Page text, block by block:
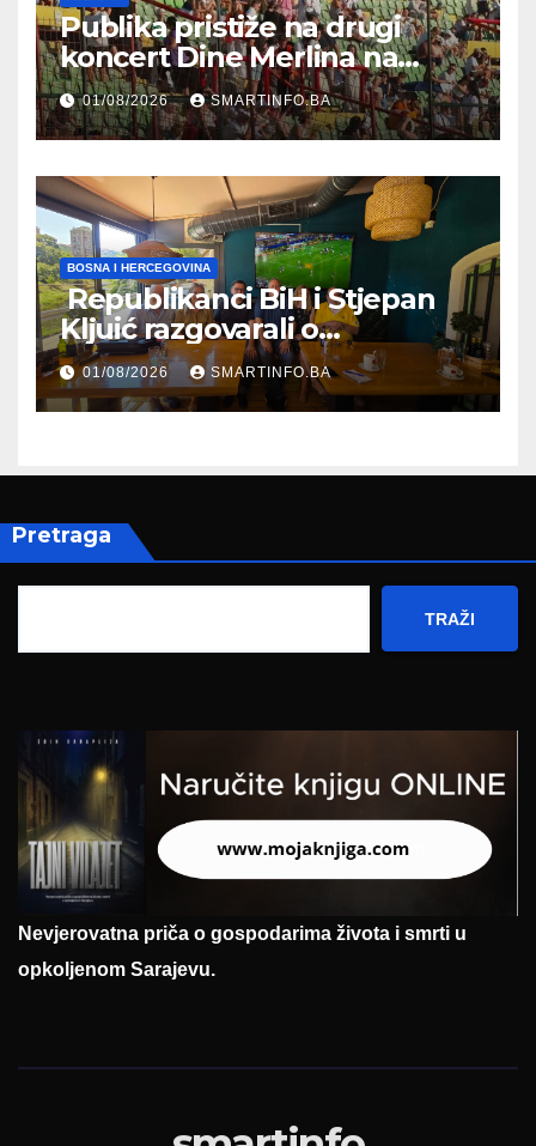
Publika pristiže na drugi
koncert Dine Merlina na
Koševu
01/08/2026 SMARTINFO.BA
BOSNA I HERCEGOVINA
Republikanci BiH i Stjepan
Kljuić razgovarali o
evropskom putu Bosne i
Hercegovine
01/08/2026 SMARTINFO.BA
Pretraga
TRAŽI
Nevjerovatna priča o gospodarima života i smrti u
opkoljenom Sarajevu.